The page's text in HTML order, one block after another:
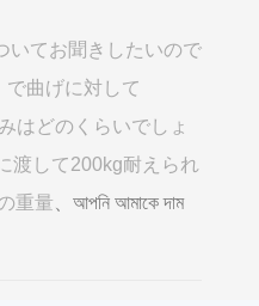
いてお聞きしたいので
曲げに対して
はどのくらいでしょ
渡して200kg耐えられ
重量 、আপনি আমাকে দাম